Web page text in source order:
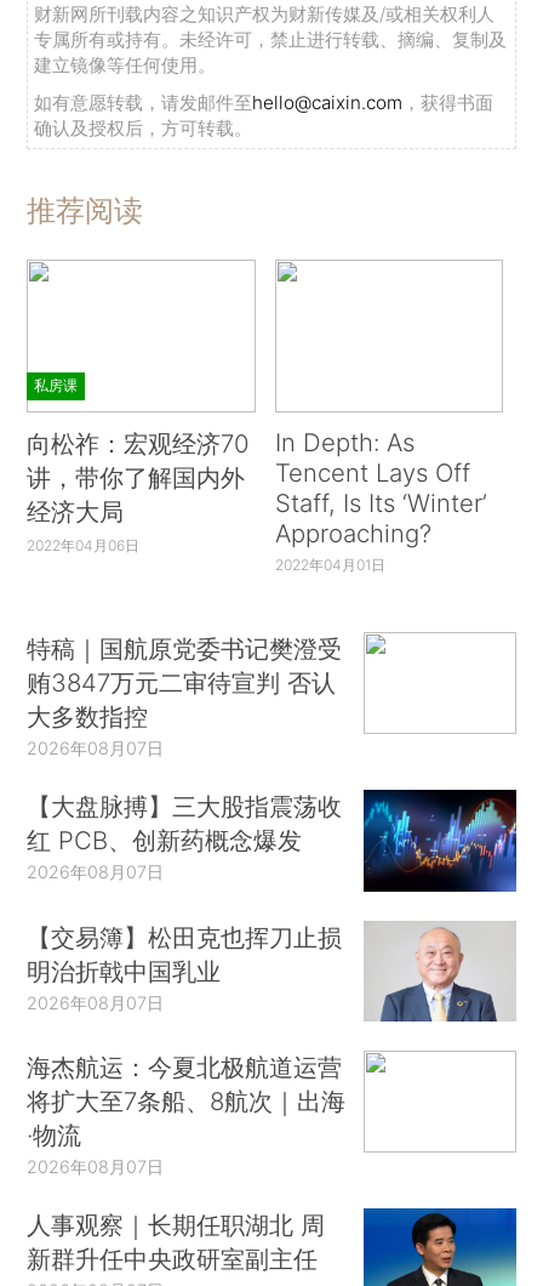
财新网所刊载内容之知识产权为财新传媒及/或相关权利人
专属所有或持有。未经许可，禁止进行转载、摘编、复制及
建立镜像等任何使用。
如有意愿转载，请发邮件至hello@caixin.com ，获得书面
确认及授权后，方可转载。
推荐阅读
私房课
向松祚：宏观经济70
讲，带你了解国内外
经济大局
2022年04月06日
In Depth: As
Tencent Lays Off
Staff, Is Its ‘Winter’
Approaching?
2022年04月01日
特稿｜国航原党委书记樊澄受
贿3847万元二审待宣判 否认
大多数指控
2026年08月07日
【大盘脉搏】三大股指震荡收
红 PCB、创新药概念爆发
2026年08月07日
【交易簿】松田克也挥刀止损
明治折戟中国乳业
2026年08月07日
海杰航运：今夏北极航道运营
将扩大至7条船、8航次｜出海
·物流
2026年08月07日
人事观察｜长期任职湖北 周
新群升任中央政研室副主任